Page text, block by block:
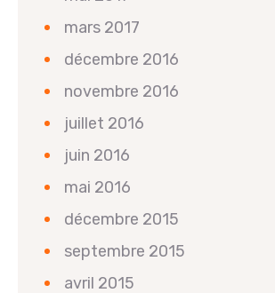
mars 2017
décembre 2016
novembre 2016
juillet 2016
juin 2016
mai 2016
décembre 2015
septembre 2015
avril 2015